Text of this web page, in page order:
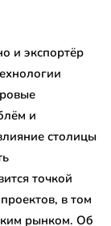
и экспортёр
и
столицы
точкой
в том
рынком. Об